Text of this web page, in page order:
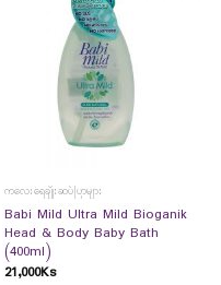
ကလေးရေချိုးဆပ်ပြာများ
Babi Mild Ultra Mild Bioganik
Head & Body Baby Bath
(400ml)
21,000Ks